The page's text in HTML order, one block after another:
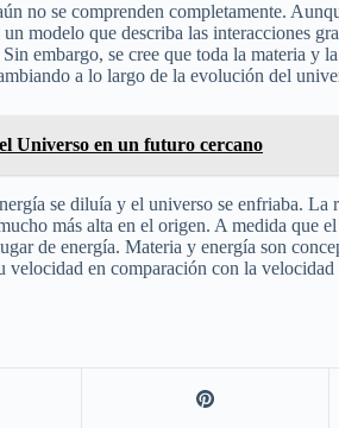
no se comprenden completamente.
modelo que describa las interacciones
embargo, se cree que toda la materia y
a lo largo de la evolución del
Universo en un futuro cercano
se diluía y el universo se enfriaba. La
más alta en el origen. A medida que
de energía. Materia y energía son
velocidad en comparación con la velocidad